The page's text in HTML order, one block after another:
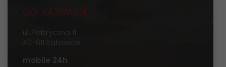
GO! KATOWICE
ul. Fabryczna 11
40-611 Katowice
mobile 24h